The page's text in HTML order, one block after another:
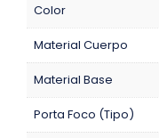
Color
Material Cuerpo
Material Base
Porta Foco (Tipo)